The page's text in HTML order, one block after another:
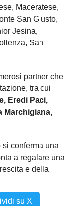
Maceratese,
San Giusto,
Jesina,
San
partner che
tra cui
Eredi Paci,
Marchigiana,
si conferma una
a regalare una
e della
su X